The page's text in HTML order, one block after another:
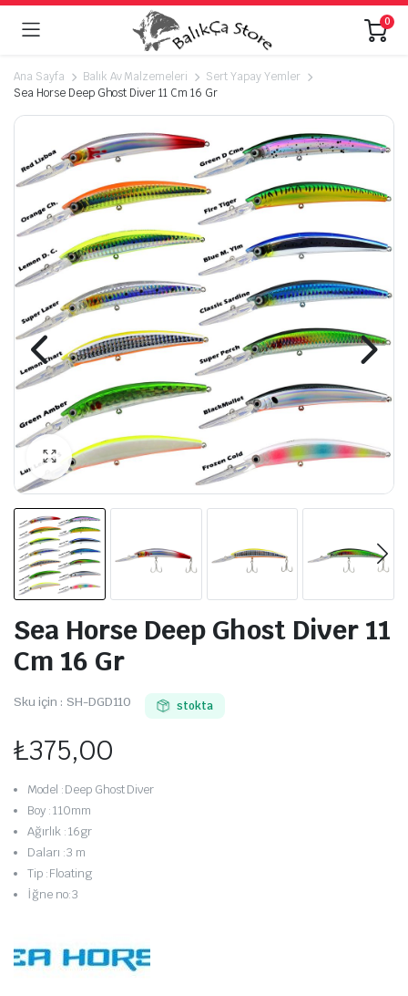
0
Ana Sayfa Balık Av Malzemeleri
Sert Yapay Yemler
Sea Horse Deep Ghost Diver 11 Cm 16 Gr
Sea Horse Deep Ghost Diver 11
Cm 16 Gr
Sku için : SH-DGD110 stokta
₺375,00
Model :Deep Ghost Diver
Boy :110mm
Ağırlık :16gr
Daları :3 m
Tip :Floating
İğne no:3